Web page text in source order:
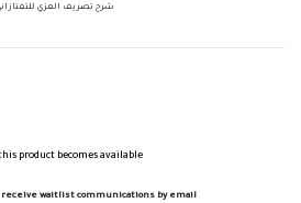
شرح تصريف العزي
product becomes available
receive waitlist communications by email